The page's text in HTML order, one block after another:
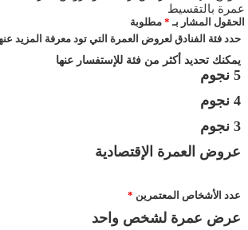
عمرة بالتقسيط
الحقول المشار بـ * مطلوبة
حدد فئة الفنادق لعروض العمرة التي تود معرفة المزيد
5 نجوم
4 نجوم
3 نجوم
عروض العمرة الإقتصادية
يمكنك تحديد أكثر من فئة للإستفسار عنها
عدد الأشخاص المعتمرين *
عرض عمرة لشخص واحد